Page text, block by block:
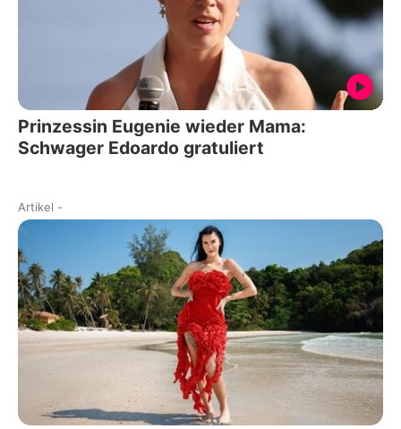
Prinzessin Eugenie wieder Mama:
Schwager Edoardo gratuliert
Artikel -